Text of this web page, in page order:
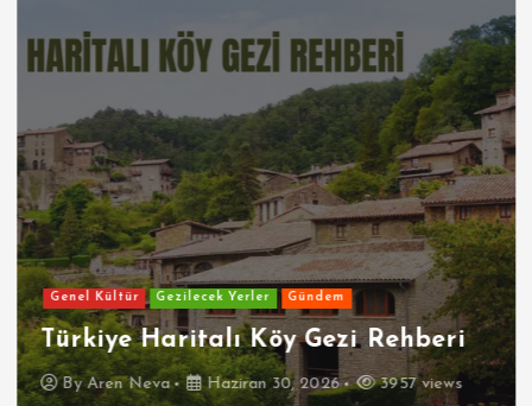
Genel Kültür Gezilecek Yerler Gündem
Türkiye Haritalı Köy Gezi Rehberi
ByAren Neva Haziran 30, 2026 3957 views